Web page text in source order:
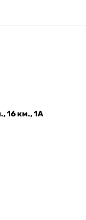
16 км., 1А